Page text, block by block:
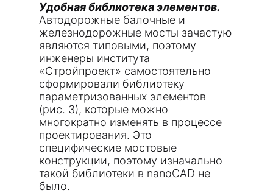
Удобная библиотека элементов.
Автодорожные балочные и
железнодорожные мосты зачастую
являются типовыми, поэтому
инженеры института
«Стройпроект» самостоятельно
сформировали библиотеку
параметризованных элементов
(рис. 3), которые можно
многократно изменять в процессе
проектирования. Это
специфические мостовые
конструкции, поэтому изначально
такой библиотеки в nanoCAD не
было.